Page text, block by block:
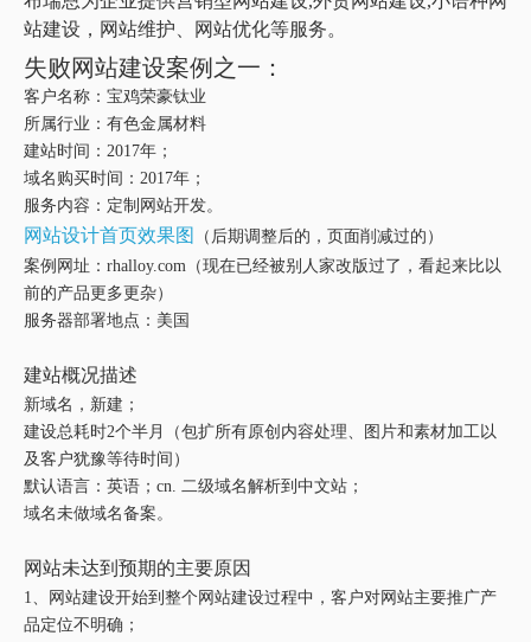
站建设，网站维护、网站优化等服务。
失败网站建设案例之一：
客户名称：宝鸡荣豪钛业
所属行业：有色金属材料
建站时间：2017年；
域名购买时间：2017年；
服务内容：定制网站开发。
网站设计首页效果图
（后期调整后的，页面削减过的）
案例网址：rhalloy.com（现在已经被别人家改版过了，看起来比以
前的产品更多更杂）
服务器部署地点：美国
建站概况描述
新域名，新建；
建设总耗时2个半月（包扩所有原创内容处理、图片和素材加工以
及客户犹豫等待时间）
默认语言：英语；cn. 二级域名解析到中文站；
域名未做域名备案。
网站未达到预期的主要原因
1、网站建设开始到整个网站建设过程中，客户对网站主要推广产
品定位不明确；